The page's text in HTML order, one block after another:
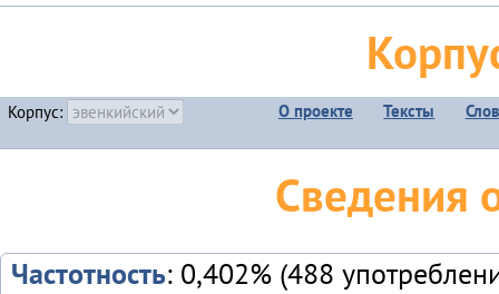
Корпус: О проекте Тексты
Сведения
Частотность: 0,402% (488